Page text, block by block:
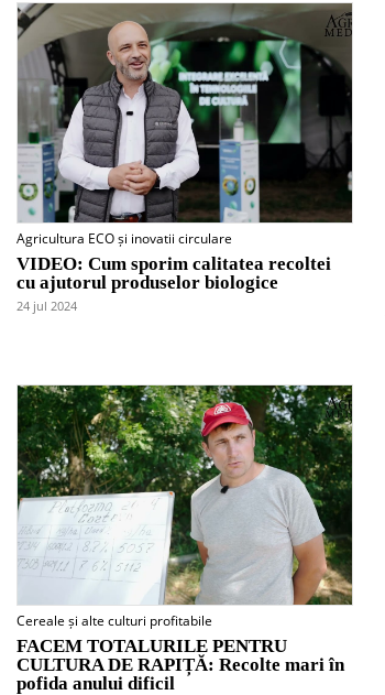
Agricultura ECO și inovatii circulare
VIDEO: Cum sporim calitatea recoltei
cu ajutorul produselor biologice
24 jul 2024
Cereale și alte culturi profitabile
FACEM TOTALURILE PENTRU
CULTURA DE RAPIȚĂ: Recolte mari în
pofida anului dificil